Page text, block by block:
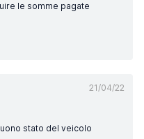
le somme pagate
21/04/22
stato del veicolo